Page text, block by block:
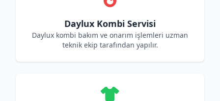
Daylux Kombi Servisi
Daylux kombi bakım ve onarım işlemleri uzman
teknik ekip tarafından yapılır.